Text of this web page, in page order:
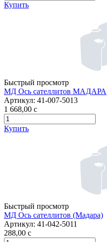
Купить
Быстрый просмотр
МД Ось сателлитов МАДАРА
Артикул: 41-007-5013
1 668,00 c
Купить
Быстрый просмотр
МД Ось сателлитов (Мадара)
Артикул: 41-042-5011
288,00 c